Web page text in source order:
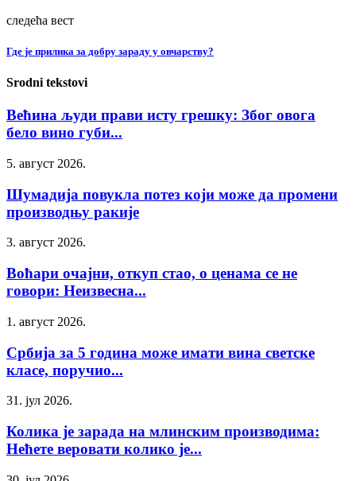
следећа вест
Где је прилика за добру зараду у овчарству?
Srodni tekstovi
Већина људи прави исту грешку: Због овога
бело вино губи...
5. август 2026.
Шумадија повукла потез који може да промени
производњу ракије
3. август 2026.
Воћари очајни, откуп стао, о ценама се не
говори: Неизвесна...
1. август 2026.
Србија за 5 година може имати вина светске
класе, поручио...
31. јул 2026.
Колика је зарада на млинским производима:
Нећете веровати колико је...